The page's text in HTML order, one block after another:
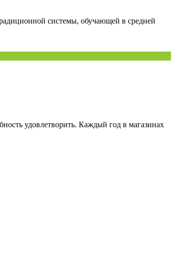
системы, обучающей в средней
удовлетворить. Каждый год в магазинах